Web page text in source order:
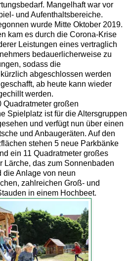
Mangelhaft war vor
und Aufenthaltsbereiche.
wurde Mitte Oktober 2019.
kam es durch die Corona-Krise
Leistungen eines vertraglich
bedauerlicherweise zu
sodass die
abgeschlossen werden
ab heute kann wieder
werden.
Quadratmeter großen
Spielplatz ist für die Altersgruppen
und verfügt nun über einen
und Anbaugeräten. Auf den
stehen 5 neue Parkbänke
ein 11 Quadratmeter großes
Lärche, das zum Sonnenbaden
die Anlage von neun
zahlreichen Groß- und
in einem Hochbeet.